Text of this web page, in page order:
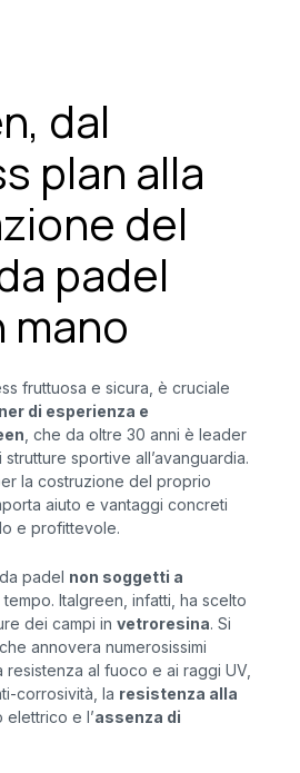
dal
plan alla
del
padel
mano
fruttuosa e sicura, è cruciale
di esperienza e
, che da oltre 30 anni è leader
sportive all’avanguardia.
la costruzione del proprio
aiuto e vantaggi concreti
e profittevole.
padel non soggetti a
tempo. Italgreen, infatti, ha scelto
dei campi in vetroresina. Si
annovera numerosissimi
resistenza al fuoco e ai raggi UV,
corrosività, la resistenza alla
elettrico e l’assenza di